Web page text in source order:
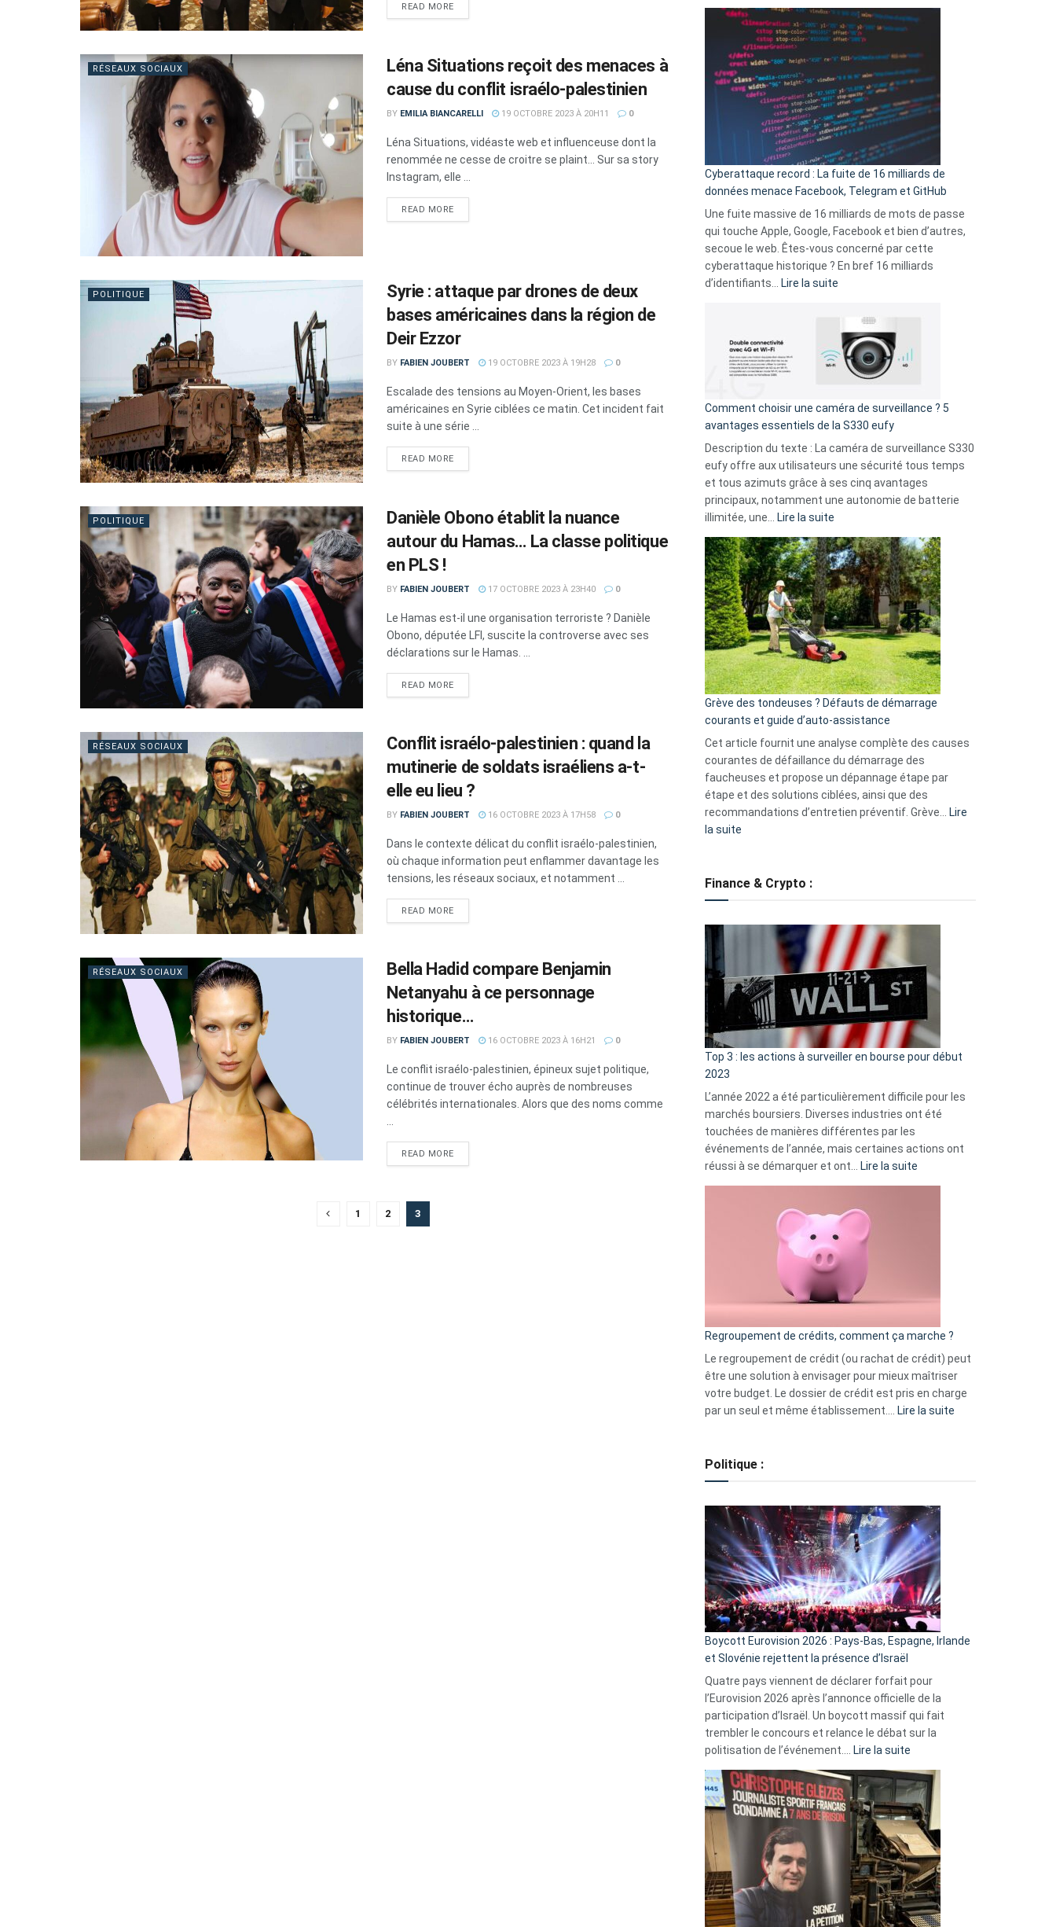
READ MOREDETAILS
RÉSEAUX SOCIAUX
Léna Situations reçoit des menaces à
cause du conflit israélo-palestinien
BY EMILIA BIANCARELLI 19 OCTOBRE 2023 À 20H11 0
Léna Situations, vidéaste web et influenceuse dont la
renommée ne cesse de croitre se plaint... Sur sa story
Instagram, elle ...
READ MOREDETAILS
POLITIQUE
Syrie : attaque par drones de deux
bases américaines dans la région de
Deir Ezzor
BY FABIEN JOUBERT 19 OCTOBRE 2023 À 19H28 0
Escalade des tensions au Moyen-Orient, les bases
américaines en Syrie ciblées ce matin. Cet incident fait
suite à une série ...
READ MOREDETAILS
POLITIQUE
Danièle Obono établit la nuance
autour du Hamas… La classe politique
en PLS !
BY FABIEN JOUBERT 17 OCTOBRE 2023 À 23H40 0
Le Hamas est-il une organisation terroriste ? Danièle
Obono, députée LFI, suscite la controverse avec ses
déclarations sur le Hamas. ...
READ MOREDETAILS
RÉSEAUX SOCIAUX
Conflit israélo-palestinien : quand la
mutinerie de soldats israéliens a-t-
elle eu lieu ?
BY FABIEN JOUBERT 16 OCTOBRE 2023 À 17H58 0
Dans le contexte délicat du conflit israélo-palestinien,
où chaque information peut enflammer davantage les
tensions, les réseaux sociaux, et notamment ...
READ MOREDETAILS
RÉSEAUX SOCIAUX
Bella Hadid compare Benjamin
Netanyahu à ce personnage
historique…
BY FABIEN JOUBERT 16 OCTOBRE 2023 À 16H21 0
Le conflit israélo-palestinien, épineux sujet politique,
continue de trouver écho auprès de nombreuses
célébrités internationales. Alors que des noms comme
...
READ MOREDETAILS
1 2 3
sans-
abri
en
3
secondes
Wrapped
2025
est
:
Le
Wrapped
Party
pour
comparer
vos
goûts
musicaux
avec
9
amis
Cyberattaque record : La fuite de 16 milliards de
données menace Facebook, Telegram et GitHub
Une fuite massive de 16 milliards de mots de passe
qui touche Apple, Google, Facebook et bien d’autres,
secoue le web. Êtes-vous concerné par cette
cyberattaque historique ? En bref 16 milliards
d’identifiants…
Lire la suite
record
La
fuite
16
milliards
données
menace
Facebook,
Telegram
GitHub
Comment choisir une caméra de surveillance ? 5
avantages essentiels de la S330 eufy
Description du texte : La caméra de surveillance S330
eufy offre aux utilisateurs une sécurité tous temps
et tous azimuts grâce à ses cinq avantages
principaux, notamment une autonomie de batterie
illimitée, une…
Lire la suite
choisir
une
caméra
de
surveillance
?
5
avantages
essentiels
de
la
S330
eufy
Grève des tondeuses ? Défauts de démarrage
courants et guide d’auto-assistance
Cet article fournit une analyse complète des causes
courantes de défaillance du démarrage des
faucheuses et propose un dépannage étape par
étape et des solutions ciblées, ainsi que des
recommandations d’entretien préventif. Grève…
Lire
la suite
tondeuses
démarrage
courants
et
guide
d’auto-
assistance
Finance & Crypto :
Top 3 : les actions à surveiller en bourse pour début
2023
L’année 2022 a été particulièrement difficile pour les
marchés boursiers. Diverses industries ont été
touchées de manières différentes par les
événements de l’année, mais certaines actions ont
réussi à se démarquer et ont…
Lire la suite
en
pour
début
2023
Regroupement de crédits, comment ça marche ?
Le regroupement de crédit (ou rachat de crédit) peut
être une solution à envisager pour mieux maîtriser
votre budget. Le dossier de crédit est pris en charge
par un seul et même établissement.…
Lire la suite
Politique :
Boycott Eurovision 2026 : Pays-Bas, Espagne, Irlande
et Slovénie rejettent la présence d’Israël
Quatre pays viennent de déclarer forfait pour
l’Eurovision 2026 après l’annonce officielle de la
participation d’Israël. Un boycott massif qui fait
trembler le concours et relance le débat sur la
politisation de l’événement.…
Lire la suite
Eurovision
2026
:
Pays-
Bas,
Espagne,
Irlande
et
Slovénie